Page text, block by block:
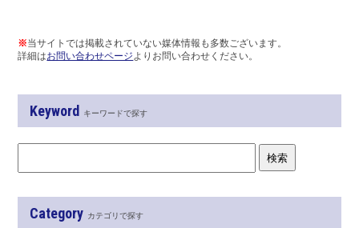
※当サイトでは掲載されていない媒体情報も多数ございます。
詳細はお問い合わせページよりお問い合わせください。
Keyword キーワードで探す
Category カテゴリで探す